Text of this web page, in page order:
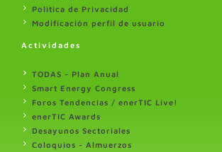
Politica de Privacidad
Modificación perfil de usuario
Actividades
TODAS - Plan Anual
Smart Energy Congress
Foros Tendencias / enerTIC Live!
enerTIC Awards
Desayunos Sectoriales
Coloquios - Almuerzos